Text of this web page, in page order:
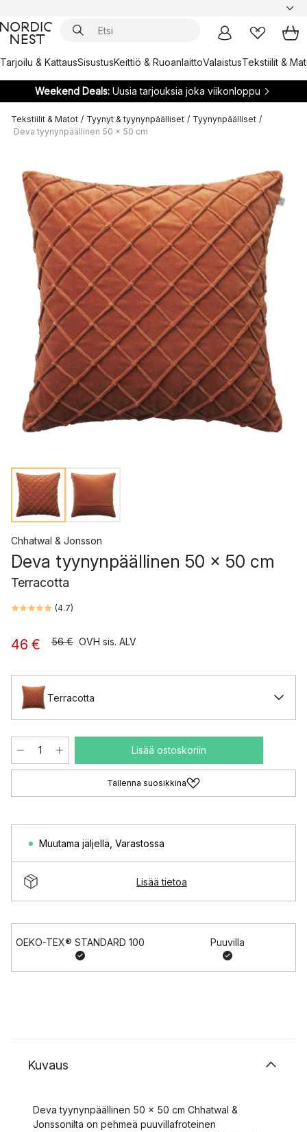
Tarjoilu & KattausSisustusKeittiö & RuoanlaittoValaistusTekstiilit &
Weekend Deals:Uusia tarjouksia joka viikonloppu
Tekstiilit & Matot / Tyynyt & tyynynpäälliset / Tyynynpäälliset /
Deva tyynynpäällinen 50 x 50 cm
Chhatwal & Jonsson
Deva tyynynpäällinen 50 x 50 cm
Terracotta
(4.7)
46 € 56 € OVH sis. ALV
Terracotta
Lisää ostoskoriin
Tallenna suosikkina
Muutama jäljellä Varastossa
Lisää tietoa
OEKO-TEX® STANDARD 100 Puuvilla
Kuvaus
Deva tyynynpäällinen 50 x 50 cm Chhatwal &
Jonssonilta on pehmeä puuvillafroteinen